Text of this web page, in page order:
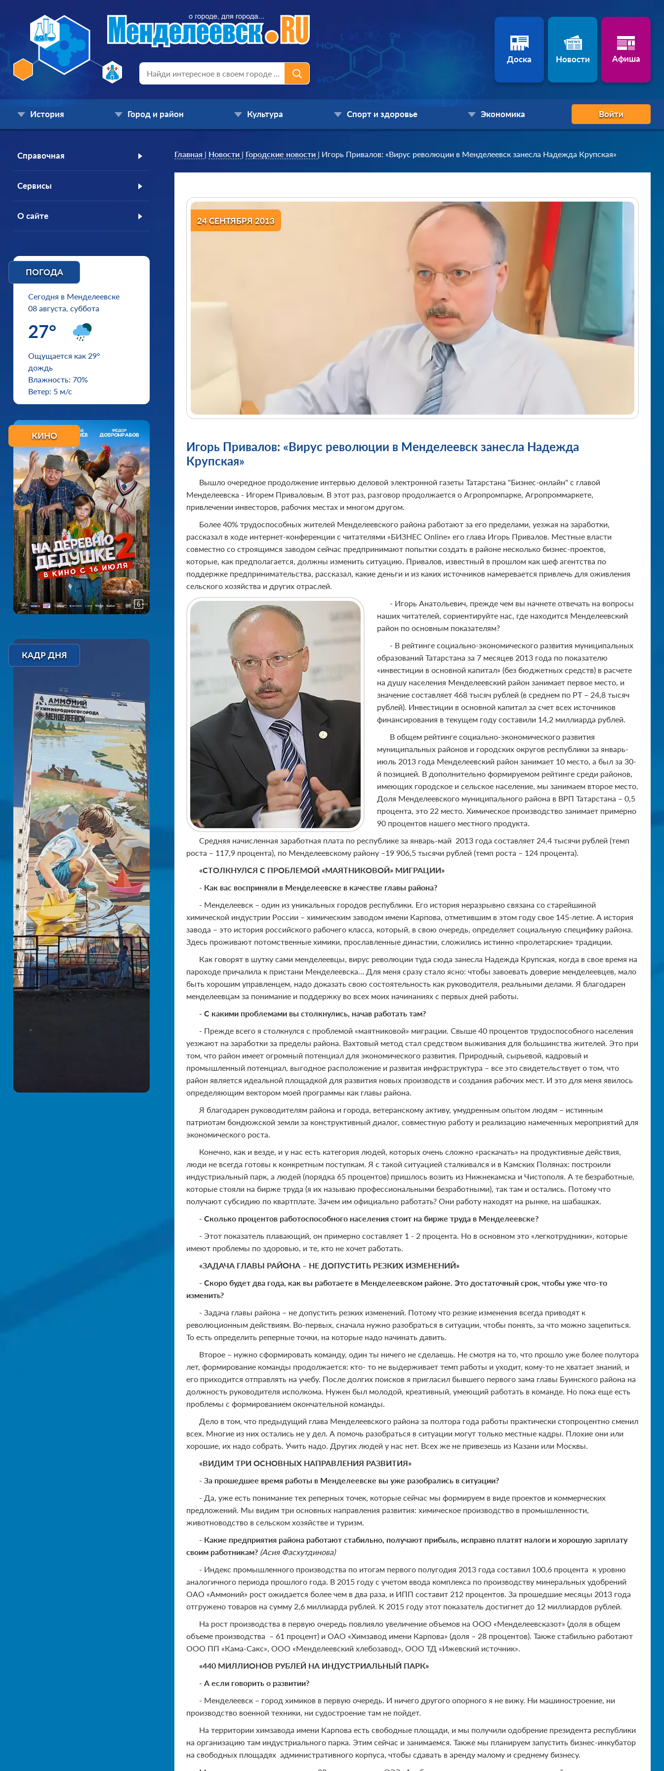
Доска Новости Афиша
История Город и район Культура Спорт и здоровье Экономика Войти
Справочная
Сервисы
О сайте
ПОГОДА
Сегодня в Менделеевске
08 августа, суббота
27°
Ощущается как 29°
дождь
Влажность: 70%
Ветер: 5 м/с
КИНО
КАДР ДНЯ
Главная | Новости | Городские новости | Игорь Привалов: «Вирус революции в Менделеевск занесла Надежда Крупская»
24 СЕНТЯБРЯ 2013
Игорь Привалов: «Вирус революции в Менделеевск занесла Надежда
Крупская»
Вышло очередное продолжение интервью деловой электронной газеты Татарстана "Бизнес-онлайн" с главой
Менделеевска - Игорем Приваловым. В этот раз, разговор продолжается о Агропромпарке, Агропроммаркете,
привлечении инвесторов, рабочих местах и многом другом.
Более 40% трудоспособных жителей Менделеевского района работают за его пределами, уезжая на заработки,
рассказал в ходе интернет-конференции с читателями «БИЗНЕС Online» его глава Игорь Привалов. Местные власти
совместно со строящимся заводом сейчас предпринимают попытки создать в районе несколько бизнес-проектов,
которые, как предполагается, должны изменить ситуацию. Привалов, известный в прошлом как шеф агентства по
поддержке предпринимательства, рассказал, какие деньги и из каких источников намеревается привлечь для оживления
сельского хозяйства и других отраслей.
- Игорь Анатольевич, прежде чем вы начнете отвечать на вопросы
наших читателей, сориентируйте нас, где находится Менделеевский
район по основным показателям?
- В рейтинге социально-экономического развития муниципальных
образований Татарстана за 7 месяцев 2013 года по показателю
«инвестиции в основной капитал» (без бюджетных средств) в расчете
на душу населения Менделеевский район занимает первое место, и
значение составляет 468 тысяч рублей (в среднем по РТ – 24,8 тысяч
рублей). Инвестиции в основной капитал за счет всех источников
финансирования в текущем году составили 14,2 миллиарда рублей.
В общем рейтинге социально-экономического развития
муниципальных районов и городских округов республики за январь-
июль 2013 года Менделеевский район занимает 10 место, а был за 30-
й позицией. В дополнительно формируемом рейтинге среди районов,
имеющих городское и сельское население, мы занимаем второе место.
Доля Менделеевского муниципального района в ВРП Татарстана – 0,5
процента, это 22 место. Химическое производство занимает примерно
90 процентов нашего местного продукта.
Средняя начисленная заработная плата по республике за январь-май 2013 года составляет 24,4 тысячи рублей (темп
роста – 117,9 процента), по Менделеевскому району –19 906,5 тысячи рублей (темп роста – 124 процента).
«СТОЛКНУЛСЯ С ПРОБЛЕМОЙ «МАЯТНИКОВОЙ» МИГРАЦИИ»
- Как вас восприняли в Менделеевске в качестве главы района?
- Менделеевск – один из уникальных городов республики. Его история неразрывно связана со старейшиной
химической индустрии России – химическим заводом имени Карпова, отметившим в этом году свое 145-летие. А история
завода – это история российского рабочего класса, который, в свою очередь, определяет социальную специфику района.
Здесь проживают потомственные химики, прославленные династии, сложились истинно «пролетарские» традиции.
Как говорят в шутку сами менделеевцы, вирус революции туда сюда занесла Надежда Крупская, когда в свое время на
пароходе причалила к пристани Менделеевска… Для меня сразу стало ясно: чтобы завоевать доверие менделеевцев, мало
быть хорошим управленцем, надо доказать свою состоятельность как руководителя, реальными делами. Я благодарен
менделеевцам за понимание и поддержку во всех моих начинаниях с первых дней работы.
- С какими проблемами вы столкнулись, начав работать там?
- Прежде всего я столкнулся с проблемой «маятниковой» миграции. Свыше 40 процентов трудоспособного населения
уезжают на заработки за пределы района. Вахтовый метод стал средством выживания для большинства жителей. Это при
том, что район имеет огромный потенциал для экономического развития. Природный, сырьевой, кадровый и
промышленный потенциал, выгодное расположение и развитая инфраструктура – все это свидетельствует о том, что
район является идеальной площадкой для развития новых производств и создания рабочих мест. И это для меня явилось
определяющим вектором моей программы как главы района.
Я благодарен руководителям района и города, ветеранскому активу, умудренным опытом людям – истинным
патриотам бондюжской земли за конструктивный диалог, совместную работу и реализацию намеченных мероприятий для
экономического роста.
Конечно, как и везде, и у нас есть категория людей, которых очень сложно «раскачать» на продуктивные действия,
люди не всегда готовы к конкретным поступкам. Я с такой ситуацией сталкивался и в Камских Полянах: построили
индустриальный парк, а людей (порядка 65 процентов) пришлось возить из Нижнекамска и Чистополя. А те безработные,
которые стояли на бирже труда (я их называю профессиональными безработными), так там и остались. Потому что
получают субсидию по квартплате. Зачем им официально работать? Они работу находят на рынке, на шабашках.
- Сколько процентов работоспособного населения стоит на бирже труда в Менделеевске?
- Этот показатель плавающий, он примерно составляет 1 - 2 процента. Но в основном это «легкотрудники», которые
имеют проблемы по здоровью, и те, кто не хочет работать.
«ЗАДАЧА ГЛАВЫ РАЙОНА – НЕ ДОПУСТИТЬ РЕЗКИХ ИЗМЕНЕНИЙ»
- Скоро будет два года, как вы работаете в Менделеевском районе. Это достаточный срок, чтобы уже что-то
изменить?
- Задача главы района – не допустить резких изменений. Потому что резкие изменения всегда приводят к
революционным действиям. Во-первых, сначала нужно разобраться в ситуации, чтобы понять, за что можно зацепиться.
То есть определить реперные точки, на которые надо начинать давить.
Второе – нужно сформировать команду, один ты ничего не сделаешь. Не смотря на то, что прошло уже более полутора
лет, формирование команды продолжается: кто- то не выдерживает темп работы и уходит, кому-то не хватает знаний, и
его приходится отправлять на учебу. После долгих поисков я пригласил бывшего первого зама главы Буинского района на
должность руководителя исполкома. Нужен был молодой, креативный, умеющий работать в команде. Но пока еще есть
проблемы с формированием окончательной команды.
Дело в том, что предыдущий глава Менделеевского района за полтора года работы практически стопроцентно сменил
всех. Многие из них остались не у дел. А помочь разобраться в ситуации могут только местные кадры. Плохие они или
хорошие, их надо собрать. Учить надо. Других людей у нас нет. Всех же не привезешь из Казани или Москвы.
«ВИДИМ ТРИ ОСНОВНЫХ НАПРАВЛЕНИЯ РАЗВИТИЯ»
- За прошедшее время работы в Менделеевске вы уже разобрались в ситуации?
- Да, уже есть понимание тех реперных точек, которые сейчас мы формируем в виде проектов и коммерческих
предложений. Мы видим три основных направления развития: химическое производство в промышленности,
животноводство в сельском хозяйстве и туризм.
- Какие предприятия района работают стабильно, получают прибыль, исправно платят налоги и хорошую зарплату
своим работникам? (Асия Фасхутдинова)
- Индекс промышленного производства по итогам первого полугодия 2013 года составил 100,6 процента к уровню
аналогичного периода прошлого года. В 2015 году с учетом ввода комплекса по производству минеральных удобрений
ОАО «Аммоний» рост ожидается более чем в два раза, и ИПП составит 212 процентов. За прошедшие месяцы 2013 года
отгружено товаров на сумму 2,6 миллиарда рублей. К 2015 году этот показатель достигнет до 12 миллиардов рублей.
На рост производства в первую очередь повлияло увеличение объемов на ООО «Менделеевсказот» (доля в общем
объеме производства – 61 процент) и ОАО «Химзавод имени Карпова» (доля – 28 процентов). Также стабильно работают
ООО ПП «Кама-Сакс», ООО «Менделеевский хлебозавод», ООО ТД «Ижевский источник».
«440 МИЛЛИОНОВ РУБЛЕЙ НА ИНДУСТРИАЛЬНЫЙ ПАРК»
- А если говорить о развитии?
- Менделеевск – город химиков в первую очередь. И ничего другого опорного я не вижу. Ни машиностроение, ни
производство военной техники, ни судостроение там не пойдет.
На территории химзавода имени Карпова есть свободные площади, и мы получили одобрение президента республики
на организацию там индустриального парка. Этим сейчас и занимаемся. Также мы планируем запустить бизнес-инкубатор
на свободных площадях административного корпуса, чтобы сдавать в аренду малому и среднему бизнесу.